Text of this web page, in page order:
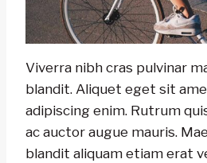
Viverra nibh cras pulvinar
blandit. Aliquet eget sit
adipiscing enim. Rutrum
ac auctor augue mauris.
blandit aliquam etiam erat